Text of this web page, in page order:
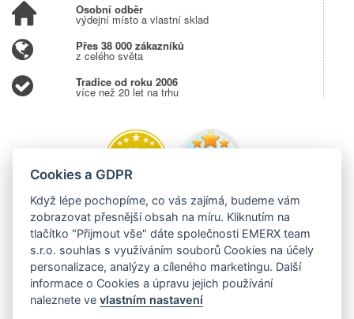
Osobní odběr
výdejní místo a vlastní sklad
Přes 38 000 zákazníků
z celého světa
Tradice od roku 2006
více než 20 let na trhu
Cookies a GDPR
Když lépe pochopíme, co vás zajímá, budeme vám
zobrazovat přesnější obsah na míru. Kliknutím na
tlačítko "Přijmout vše" dáte společnosti EMERX team
s.r.o. souhlas s využíváním souborů Cookies na účely
personalizace, analýzy a cíleného marketingu. Další
informace o Cookies a úpravu jejich používání
naleznete vevlastním nastavení